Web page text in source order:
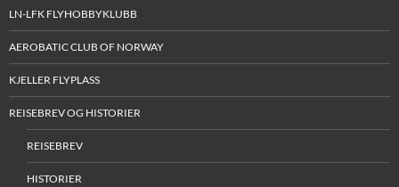
LN-LFK FLYHOBBYKLUBB
AEROBATIC CLUB OF NORWAY
KJELLER FLYPLASS
REISEBREV OG HISTORIER
REISEBREV
HISTORIER